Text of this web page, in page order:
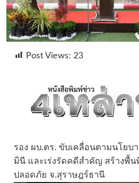
Post Views: 23
รอง ผบ.ตร. ขับเคลื่อนตามนโยบ
มินี และเร่งรัดคดีสำคัญ สร้างพื้น
ปลอดภัย จ.สุราษฎร์ธานี